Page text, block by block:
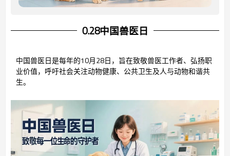
0.28中国兽医日
中国兽医日是每年的10月28日，旨在致敬兽医工作者、弘扬职
业价值，呼吁社会关注动物健康、公共卫生及人与动物和谐共
生。